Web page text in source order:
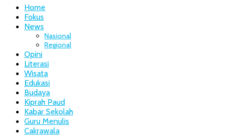
Home
Fokus
News
Nasional
Regional
Opini
Literasi
Wisata
Edukasi
Budaya
Kiprah Paud
Kabar Sekolah
Guru Menulis
Cakrawala